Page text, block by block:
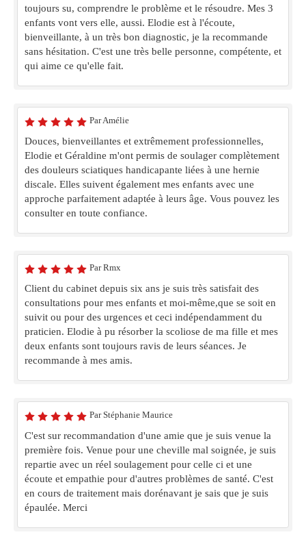
toujours su, comprendre le problème et le résoudre. Mes 3
enfants vont vers elle, aussi. Elodie est à l'écoute,
bienveillante, à un très bon diagnostic, je la recommande
sans hésitation. C'est une très belle personne, compétente, et
qui aime ce qu'elle fait.
Par Amélie
Douces, bienveillantes et extrêmement professionnelles,
Elodie et Géraldine m'ont permis de soulager complètement
des douleurs sciatiques handicapante liées à une hernie
discale. Elles suivent également mes enfants avec une
approche parfaitement adaptée à leurs âge. Vous pouvez les
consulter en toute confiance.
Par Rmx
Client du cabinet depuis six ans je suis très satisfait des
consultations pour mes enfants et moi-même,que se soit en
suivit ou pour des urgences et ceci indépendamment du
praticien. Elodie à pu résorber la scoliose de ma fille et mes
deux enfants sont toujours ravis de leurs séances. Je
recommande à mes amis.
Par Stéphanie Maurice
C'est sur recommandation d'une amie que je suis venue la
première fois. Venue pour une cheville mal soignée, je suis
repartie avec un réel soulagement pour celle ci et une
écoute et empathie pour d'autres problèmes de santé. C'est
en cours de traitement mais dorénavant je sais que je suis
épaulée. Merci